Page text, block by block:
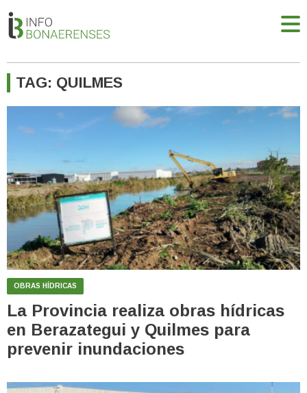
TAG: QUILMES
OBRAS HÍDRICAS
La Provincia realiza obras hídricas
en Berazategui y Quilmes para
prevenir inundaciones